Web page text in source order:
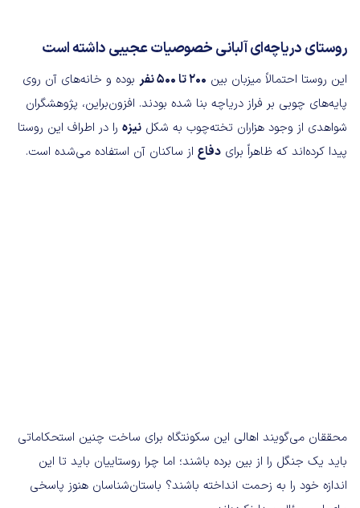
روستای دریاچه‌ای آلبانی خصوصیات عجیبی داشته است
این روستا احتمالاً میزبان بین 200 تا 500 نفر
بوده و خانه‌های آن روی
پایه‌های چوبی بر فراز دریاچه بنا شده بودند. افزون‌براین، پژوهشگران
شواهدی از وجود هزاران تخته‌چوب به شکل نیزه را در اطراف این روستا
پیدا کرده‌اند که ظاهراً برای دفاع از ساکنان آن استفاده می‌شده است.
محققان می‌گویند اهالی این سکونتگاه برای ساخت چنین استحکاماتی
باید یک جنگل را از بین برده باشند؛ اما چرا روستاییان باید تا این
اندازه خود را به زحمت انداخته باشند؟ باستان‌شناسان هنوز پاسخی